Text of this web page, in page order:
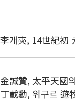
李개奭, 14世紀初
金誠贊, 太平天國
丁載勳, 위구르 遊